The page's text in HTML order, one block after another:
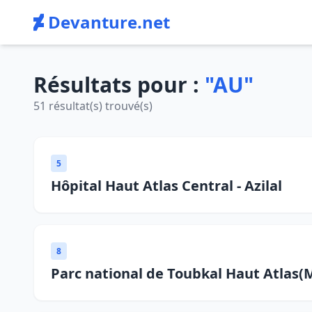
Devanture.net
Résultats pour : "AU"
51 résultat(s) trouvé(s)
5
Hôpital Haut Atlas Central - Azilal
8
Parc national de Toubkal Haut